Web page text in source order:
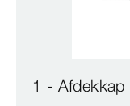
1 - Afdekkap